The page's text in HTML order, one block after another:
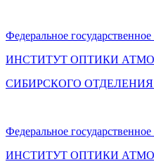
Федеральное
ИНСТИТУТ ОПТИКИ
СИБИРСКОГО ОТДЕЛЕНИЯ
Федеральное
ИНСТИТУТ ОПТИКИ